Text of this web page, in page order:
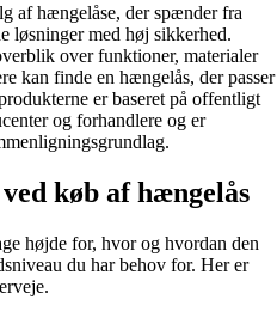
af hængelåse, der spænder fra
løsninger med høj sikkerhed.
over funktioner, materialer
kan finde en hængelås, der passer
er baseret på offentligt
og forhandlere og er
køb af hængelås
højde for, hvor og hvordan den
du har behov for. Her er